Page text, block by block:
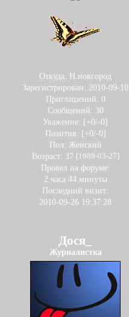
Откуда: Н.новгород
Зарегистрирован: 2010-09-10
Приглашений: 0
Сообщений: 30
Уважение: [+0/-0]
Позитив: [+0/-0]
Пол: Женский
Возраст: 37 [1989-03-27]
Провел на форуме:
2 часа 44 минуты
Последний визит:
2010-09-26 19:37:28
Дося_
Журналистка